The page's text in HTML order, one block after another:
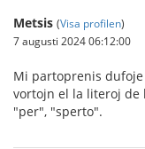
Metsis (Visa profilen)
7 augusti 2024 06:12:00
Mi partoprenis
vortojn el la literoj de
"per", "sperto".